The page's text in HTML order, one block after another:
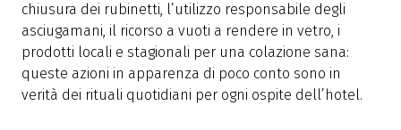
chiusura dei rubinetti, l’utilizzo responsabile degli
asciugamani, il ricorso a vuoti a rendere in vetro, i
prodotti locali e stagionali per una colazione sana:
queste azioni in apparenza di poco conto sono in
verità dei rituali quotidiani per ogni ospite dell’hotel.